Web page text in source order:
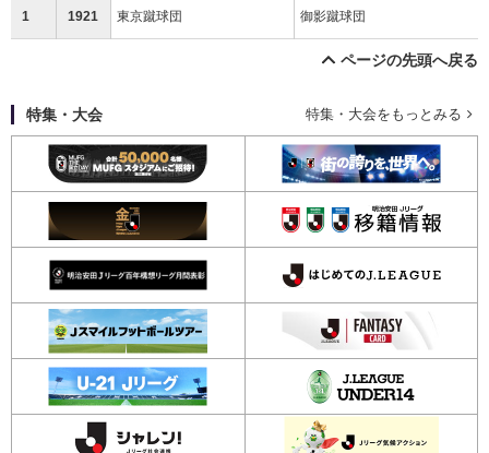
1 1921 東京蹴球団 御影蹴球団
ページの先頭へ戻る
特集・大会 特集・大会をもっとみる